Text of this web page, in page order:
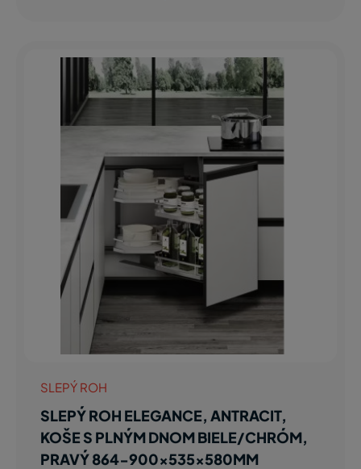
SLEPÝ ROH
SLEPÝ ROH ELEGANCE, ANTRACIT,
KOŠE S PLNÝM DNOM BIELE/CHRÓM,
PRAVÝ 864-900x535x580MM